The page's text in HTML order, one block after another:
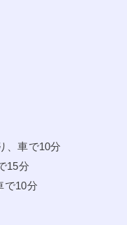
、車で10分
15分
で10分